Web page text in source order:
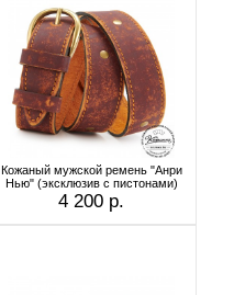
Кожаный мужской ремень "Анри
Нью" (эксклюзив с пистонами)
4 200 р.